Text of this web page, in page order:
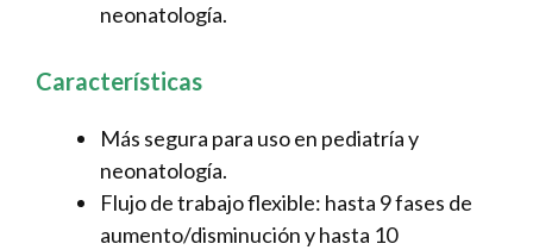
neonatología.
Características
Más segura para uso en pediatría y
neonatología.
Flujo de trabajo flexible: hasta 9 fases de
aumento/disminución y hasta 10